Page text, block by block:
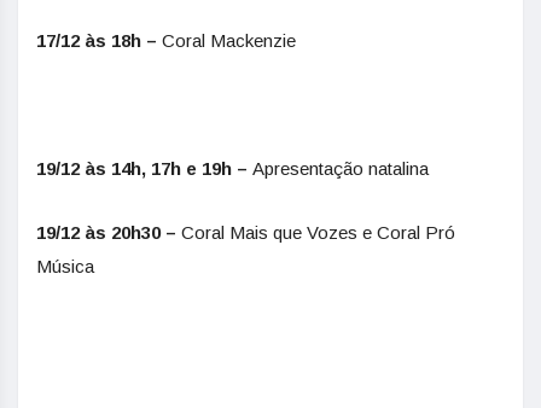
17/12 às 18h – Coral Mackenzie
19/12 às 14h, 17h e 19h – Apresentação natalina
19/12 às 20h30 – Coral Mais que Vozes e Coral Pró
Música